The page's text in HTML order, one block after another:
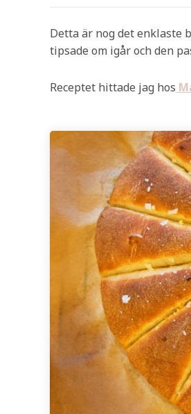
Detta är nog det enklaste
tipsade om igår och den
Receptet hittade jag hos